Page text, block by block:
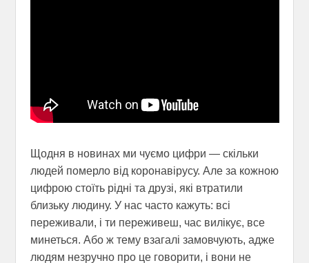
Щодня в новинах ми чуємо цифри — скільки
людей померло від коронавірусу. Але за кожною
цифрою стоїть рідні та друзі, які втратили
близьку людину. У нас часто кажуть: всі
переживали, і ти переживеш, час вилікує, все
минеться. Або ж тему взагалі замовчують, адже
людям незручно про це говорити, і вони не